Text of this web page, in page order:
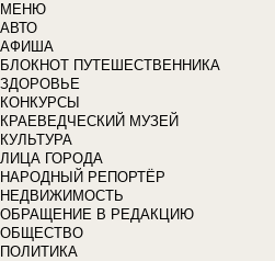
МЕНЮ
АВТО
АФИША
БЛОКНОТ ПУТЕШЕСТВЕННИКА
ЗДОРОВЬЕ
КОНКУРСЫ
КРАЕВЕДЧЕСКИЙ МУЗЕЙ
КУЛЬТУРА
ЛИЦА ГОРОДА
НАРОДНЫЙ РЕПОРТЁР
НЕДВИЖИМОСТЬ
ОБРАЩЕНИЕ В РЕДАКЦИЮ
ОБЩЕСТВО
ПОЛИТИКА